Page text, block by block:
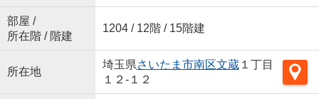
部屋 /
所在階 / 階建
1204 / 12階 / 15階建
所在地
埼玉県さいたま市南区文蔵１丁目
１２-１２